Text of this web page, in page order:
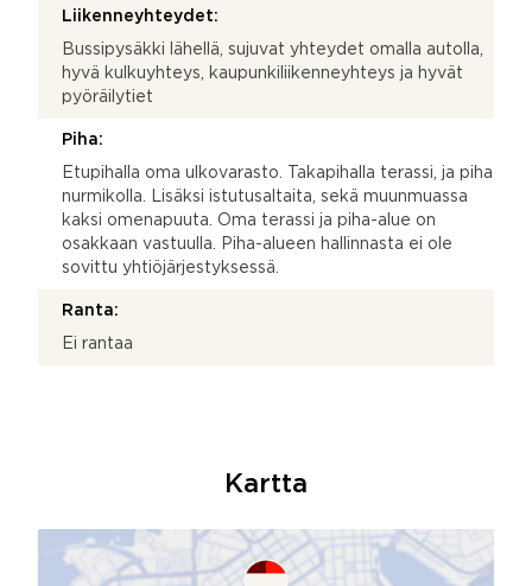
Liikenneyhteydet:
Bussipysäkki lähellä, sujuvat yhteydet omalla autolla,
hyvä kulkuyhteys, kaupunkiliikenneyhteys ja hyvät
pyöräilytiet
Piha:
Etupihalla oma ulkovarasto. Takapihalla terassi, ja piha
nurmikolla. Lisäksi istutusaltaita, sekä muunmuassa
kaksi omenapuuta. Oma terassi ja piha-alue on
osakkaan vastuulla. Piha-alueen hallinnasta ei ole
sovittu yhtiöjärjestyksessä.
Ranta:
Ei rantaa
Kartta